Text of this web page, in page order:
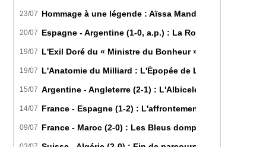
23/07 Hommage à une légende : Aïssa Mandi tire sa
20/07 Espagne - Argentine (1-0, a.p.) : La Roja sur le toit
19/07 L'Exil Doré du « Ministre du Bonheur » : Dans les
19/07 L'Anatomie du Milliard : L'Épopée de Lamine Yamal du
15/07 Argentine - Angleterre (2-1) : L'Albiceleste renverse
14/07 France - Espagne (1-2) : L'affrontement tactique
09/07 France - Maroc (2-0) : Les Bleus domptent les Lions